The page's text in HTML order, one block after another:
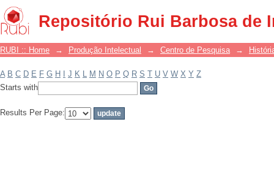
Repositório Rui Barbosa de
Filter by: Subject
RUBI :: Home → Produção Intelectual → Centro de Pesquisa →
A B C D E F G H J K L M N O P Q R S T U V W X Y Z
Starts with
Results Per Page: